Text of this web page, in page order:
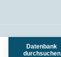
Datenbank
durchsuchen